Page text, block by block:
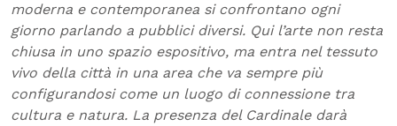
moderna e contemporanea si confrontano ogni
giorno parlando a pubblici diversi. Qui l’arte non resta
chiusa in uno spazio espositivo, ma entra nel tessuto
vivo della città in una area che va sempre più
configurandosi come un luogo di connessione tra
cultura e natura. La presenza del Cardinale darà